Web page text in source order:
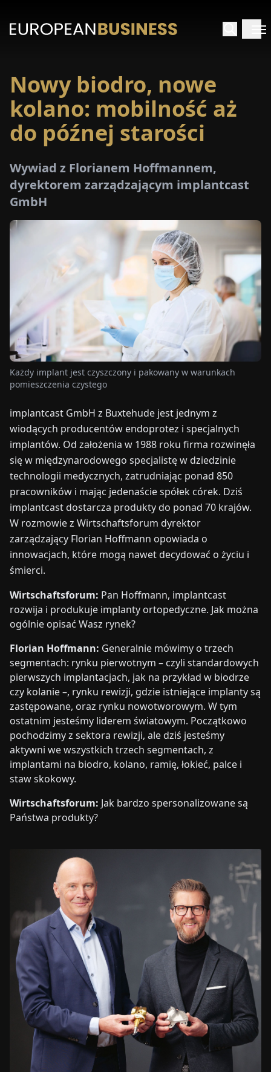
O
NAS
SKONTAKTUJ
Z
NAMI
Nowy biodro, nowe
kolano: mobilność aż
do późnej starości
Wywiad z Florianem Hoffmannem,
dyrektorem zarządzającym implantcast
GmbH
Każdy implant jest czyszczony i pakowany w warunkach
pomieszczenia czystego
implantcast GmbH z Buxtehude jest jednym z
wiodących producentów endoprotez i specjalnych
implantów. Od założenia w 1988 roku firma rozwinęła
się w międzynarodowego specjalistę w dziedzinie
technologii medycznych, zatrudniając ponad 850
pracowników i mając jedenaście spółek córek. Dziś
implantcast dostarcza produkty do ponad 70 krajów.
W rozmowie z Wirtschaftsforum dyrektor
zarządzający Florian Hoffmann opowiada o
innowacjach, które mogą nawet decydować o życiu i
śmierci.
Wirtschaftsforum: Pan Hoffmann, implantcast
rozwija i produkuje implanty ortopedyczne. Jak można
ogólnie opisać Wasz rynek?
Florian Hoffmann: Generalnie mówimy o trzech
segmentach: rynku pierwotnym – czyli standardowych
pierwszych implantacjach, jak na przykład w biodrze
czy kolanie –, rynku rewizji, gdzie istniejące implanty są
zastępowane, oraz rynku nowotworowym. W tym
ostatnim jesteśmy liderem światowym. Początkowo
pochodzimy z sektora rewizji, ale dziś jesteśmy
aktywni we wszystkich trzech segmentach, z
implantami na biodro, kolano, ramię, łokieć, palce i
staw skokowy.
Wirtschaftsforum: Jak bardzo spersonalizowane są
Państwa produkty?